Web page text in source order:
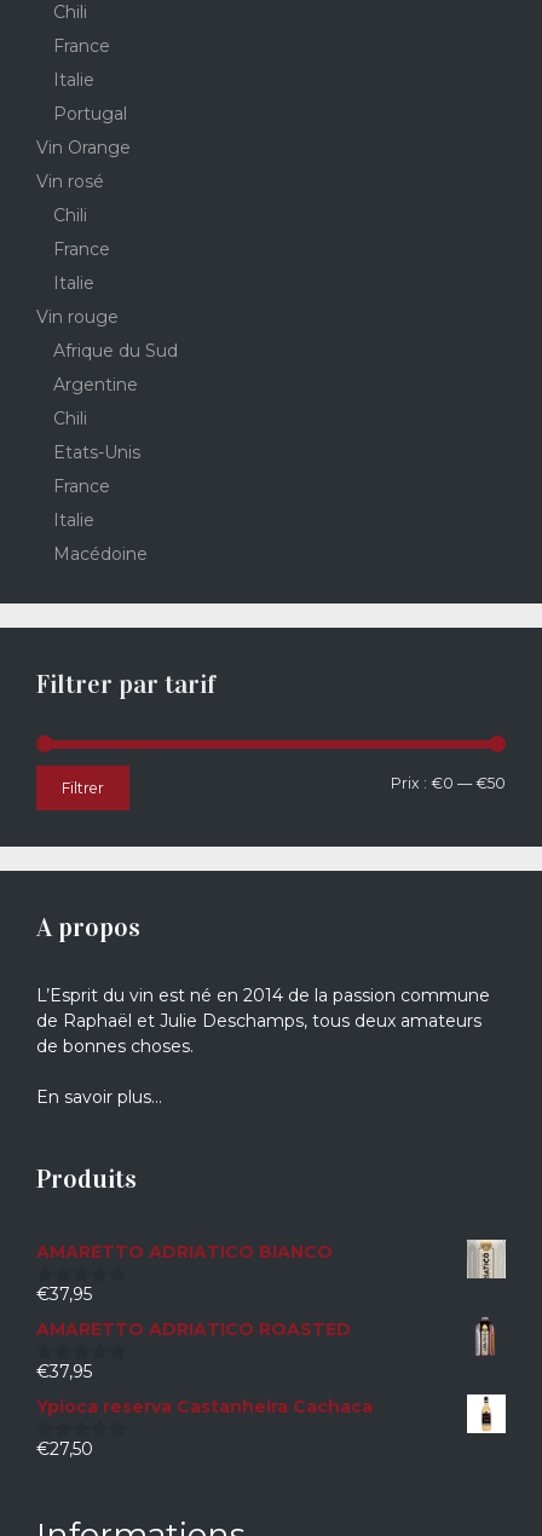
Chili
France
Italie
Portugal
Vin Orange
Vin rosé
Chili
France
Italie
Vin rouge
Afrique du Sud
Argentine
Chili
Etats-Unis
France
Italie
Macédoine
Filtrer par tarif
Filtrer Prix : €0 —€50
A propos
L’Esprit du vin est né en 2014 de la passion commune
de Raphaël et Julie Deschamps, tous deux amateurs
de bonnes choses.
En savoir plus…
Produits
AMARETTO ADRIATICO BIANCO
0
5
€37,95
AMARETTO ADRIATICO ROASTED
0
5
€37,95
Ypioca reserva Castanheira Cachaca
0
€27,50